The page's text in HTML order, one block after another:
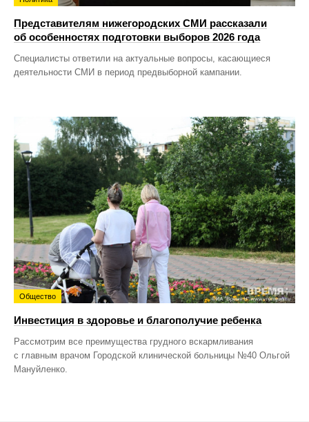
Представителям нижегородских СМИ рассказали
об особенностях подготовки выборов 2026 года
Специалисты ответили на актуальные вопросы, касающиеся
деятельности СМИ в период предвыборной кампании.
Общество
Инвестиция в здоровье и благополучие ребенка
Рассмотрим все преимущества грудного вскармливания
с главным врачом Городской клинической больницы №40 Ольгой
Мануйленко.